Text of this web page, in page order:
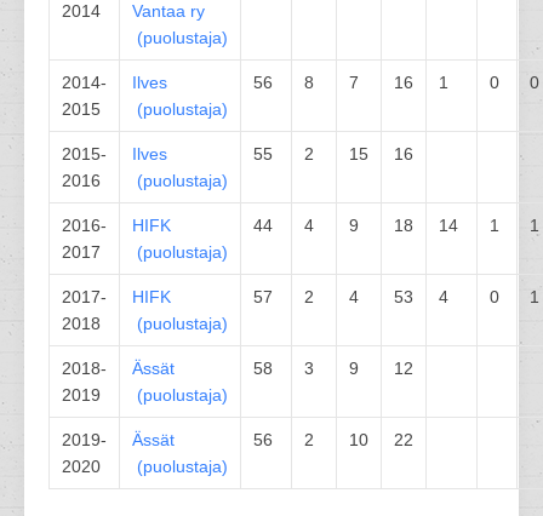
2014
Vantaa ry
(puolustaja)
2014-
2015
Ilves
(puolustaja)
56 8 7 16 1 0 0
2015-
2016
Ilves
(puolustaja)
55 2 15 16
2016-
2017
HIFK
(puolustaja)
44 4 9 18 14 1 1
2017-
2018
HIFK
(puolustaja)
57 2 4 53 4 0 1
2018-
2019
Ässät
(puolustaja)
58 3 9 12
2019-
2020
Ässät
(puolustaja)
56 2 10 22